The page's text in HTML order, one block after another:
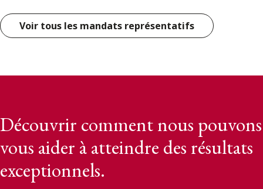
Voir tous les mandats représentatifs
Découvrir comment nous pouvons
vous aider à atteindre des résultats
exceptionnels.